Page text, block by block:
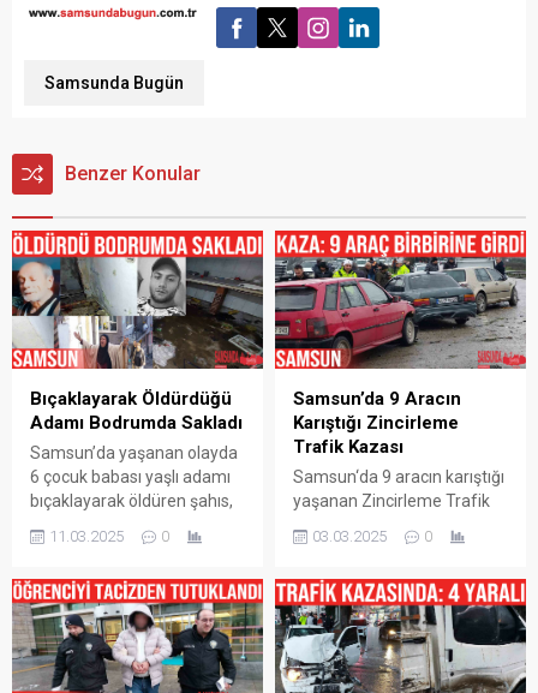
Samsunda Bugün
Benzer Konular
Bıçaklayarak Öldürdüğü
Adamı Bodrumda Sakladı
Samsun’da yaşanan olayda
6 çocuk babası yaşlı adamı
bıçaklayarak öldüren şahıs,
babasının evinin
Korkunç olay, Samsun’un
Canik ilçesi Yavuzselim
Mahallesi’nde meydana
geldi. Edinilen bilgiye göre, 6
11.03.2025 0
Samsun’da 9 Aracın
Karıştığı Zincirleme
Trafik Kazası
Samsun‘da 9 aracın karıştığı
yaşanan Zincirleme Trafik
yaralanan olmadığı ve
bildirildi. Samsun‘un Canik
ilçesi 200 Evler mevkisi
çevre yolu üzerinde saat
09.00 sıralarında meydana
03.03.2025 0